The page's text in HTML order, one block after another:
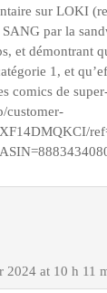
sur LOKI
SANG par la
et démontrant
1, et
comics de
customer-
2024 at 10 h 11